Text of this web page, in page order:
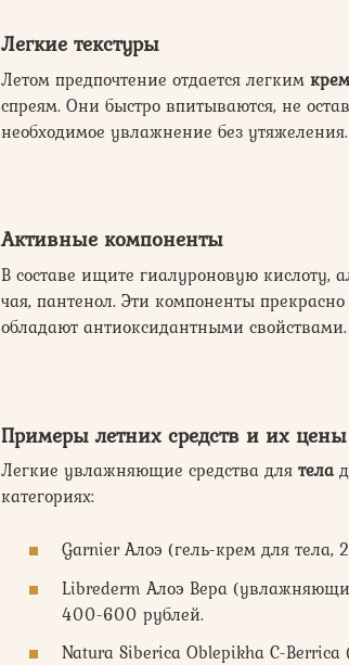
Легкие текстуры
Летом предпочтение отдается легким
спреям. Они быстро впитываются, не
необходимое увлажнение без утяжеления.
Активные компоненты
В составе ищите гиалуроновую кислоту,
чая, пантенол. Эти компоненты
обладают антиоксидантными свойствами.
Примеры летних средств и их цены
Легкие увлажняющие средства для тела
категориях:
Garnier Алоэ (гель-крем для
Librederm Алоэ Вера
400-600 рублей.
Natura Siberica Oblepikha C-